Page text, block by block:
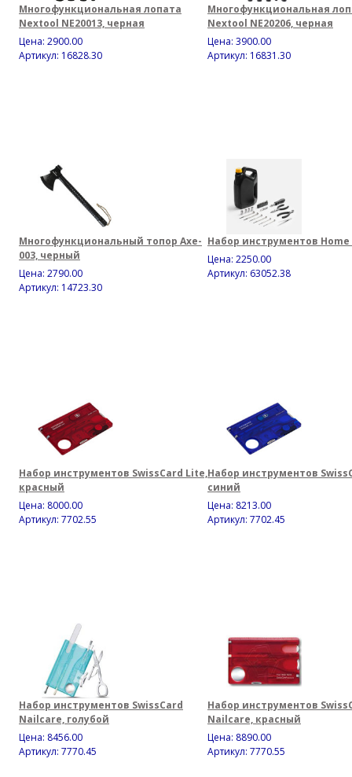
Многофункциональная лопата
Nextool NE20013, черная
Цена: 2900.00
Артикул: 16828.30
Многофункциональная
Nextool NE20206, черная
Цена: 3900.00
Артикул: 16831.30
Многофункциональный топор Axe-
003, черный
Цена: 2790.00
Артикул: 14723.30
Набор инструментов Home
Цена: 2250.00
Артикул: 63052.38
Набор инструментов SwissCard Lite,
красный
Цена: 8000.00
Артикул: 7702.55
Набор инструментов
синий
Цена: 8213.00
Артикул: 7702.45
Набор инструментов SwissCard
Nailcare, голубой
Цена: 8456.00
Артикул: 7770.45
Набор инструментов
Nailcare, красный
Цена: 8890.00
Артикул: 7770.55